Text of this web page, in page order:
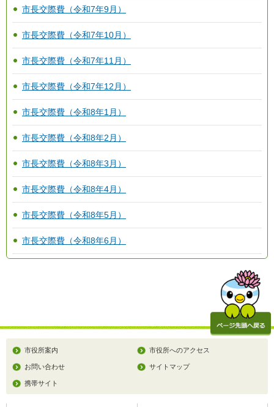
市長交際費（令和7年9月）
市長交際費（令和7年10月）
市長交際費（令和7年11月）
市長交際費（令和7年12月）
市長交際費（令和8年1月）
市長交際費（令和8年2月）
市長交際費（令和8年3月）
市長交際費（令和8年4月）
市長交際費（令和8年5月）
市長交際費（令和8年6月）
市役所案内 市役所へのアクセス
お問い合わせ サイトマップ
携帯サイト